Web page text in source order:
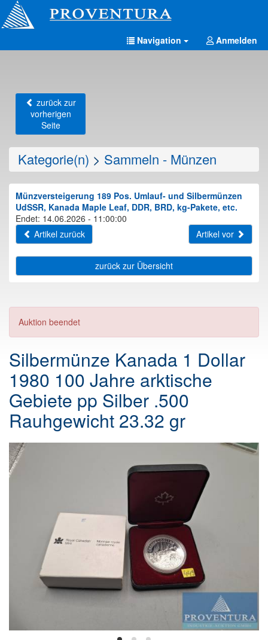
Navigation Anmelden
zurück zur
vorherigen
Seite
Kategorie(n) > Sammeln - Münzen
Münzversteigerung 189 Pos. Umlauf- und Silbermünzen
UdSSR, Kanada Maple Leaf, DDR, BRD, kg-Pakete, etc.
Endet: 14.06.2026 - 11:00:00
Artikel zurück
Artikel vor
zurück zur Übersicht
Auktion beendet
Silbermünze Kanada 1 Dollar
1980 100 Jahre arktische
Gebiete pp Silber .500
Rauhgewicht 23.32 gr